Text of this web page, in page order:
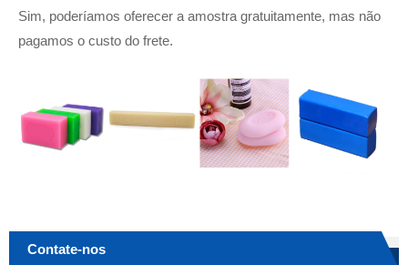
Sim, poderíamos oferecer a amostra gratuitamente, mas não
pagamos o custo do frete.
Contate-nos